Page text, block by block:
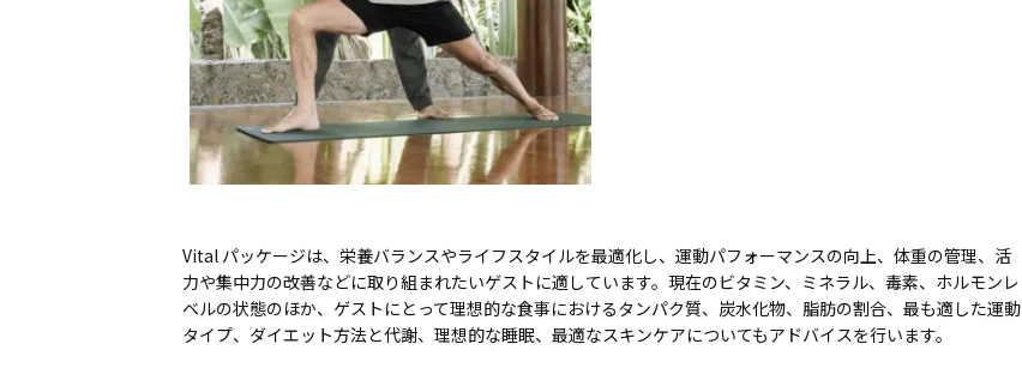
Vital パッケージは、栄養バランスやライフスタイルを最適化し、運動パフォーマンスの向上、体重の管理、活
力や集中力の改善などに取り組まれたいゲストに適しています。現在のビタミン、ミネラル、毒素、ホルモンレ
ベルの状態のほか、ゲストにとって理想的な食事におけるタンパク質、炭水化物、脂肪の割合、最も適した運動
タイプ、ダイエット方法と代謝、理想的な睡眠、最適なスキンケアについてもアドバイスを行います。